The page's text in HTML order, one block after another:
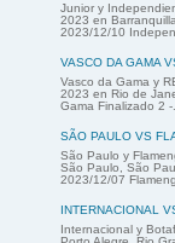
Junior y
2023 en
2023/12/10
VASCO DA GAMA
Vasco da Gama y
2023 en Rio de
Gama Finalizado 2 -
SÃO PAULO VS
São Paulo y
São Paulo, São
2023/12/07
INTERNACIONAL
Internacional y